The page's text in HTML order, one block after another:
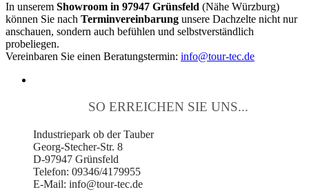
In unserem Showroom in 97947 Grünsfeld (Nähe Würzburg)
können Sie nach Terminvereinbarung unsere Dachzelte nicht nur
anschauen, sondern auch befühlen und selbstverständlich
probeliegen.
Vereinbaren Sie einen Beratungstermin: info@tour-tec.de
SO ERREICHEN SIE UNS...
Industriepark ob der Tauber
Georg-Stecher-Str. 8
D-97947 Grünsfeld
Telefon: 09346/4179955
E-Mail: info@tour-tec.de